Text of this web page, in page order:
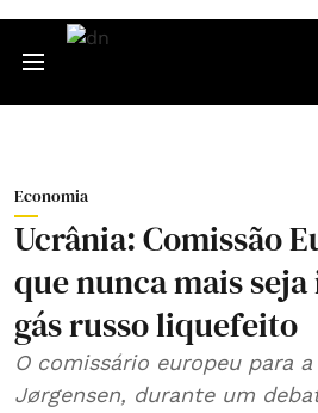
Economia
Ucrânia: Comissão
que nunca mais
gás russo liquefeito
O comissário europeu para a
Jørgensen, durante um